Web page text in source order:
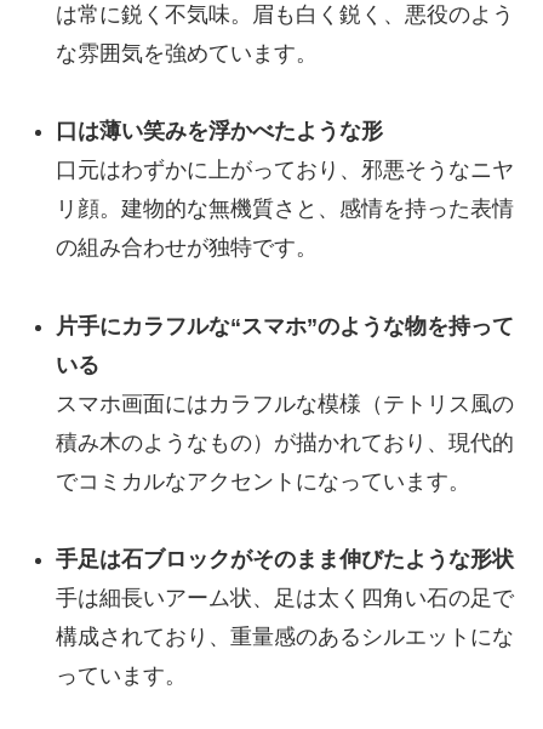
は常に鋭く不気味。眉も白く鋭く、悪役のよう
な雰囲気を強めています。
口は薄い笑みを浮かべたような形
口元はわずかに上がっており、邪悪そうなニヤ
リ顔。建物的な無機質さと、感情を持った表情
の組み合わせが独特です。
片手にカラフルな“スマホ”のような物を持って
いる
スマホ画面にはカラフルな模様（テトリス風の
積み木のようなもの）が描かれており、現代的
でコミカルなアクセントになっています。
手足は石ブロックがそのまま伸びたような形状
手は細長いアーム状、足は太く四角い石の足で
構成されており、重量感のあるシルエットにな
っています。